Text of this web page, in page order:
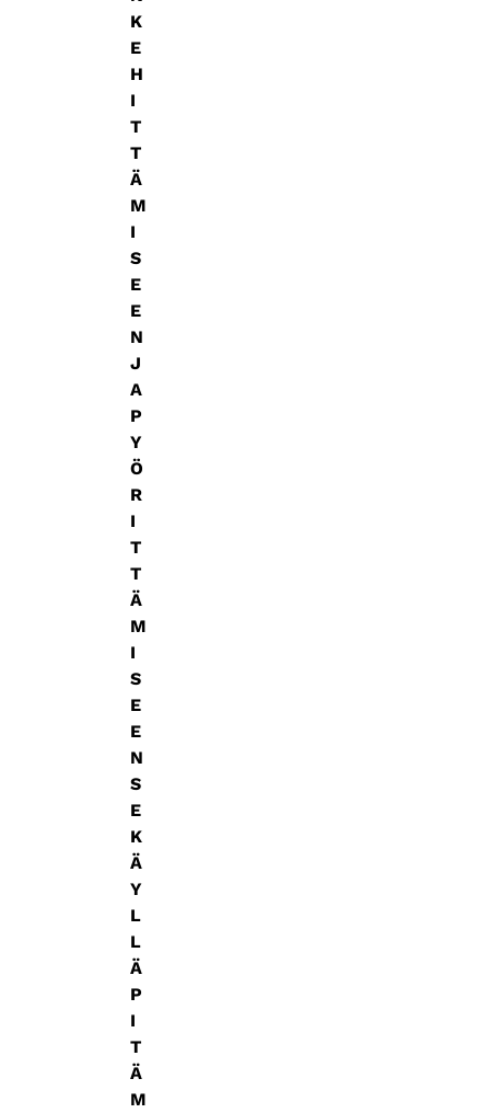
K
E
H
I
T
T
Ä
M
I
S
E
E
N
J
A
P
Y
Ö
R
I
T
T
Ä
M
I
S
E
E
N
S
E
K
Ä
Y
L
L
Ä
P
I
T
Ä
M